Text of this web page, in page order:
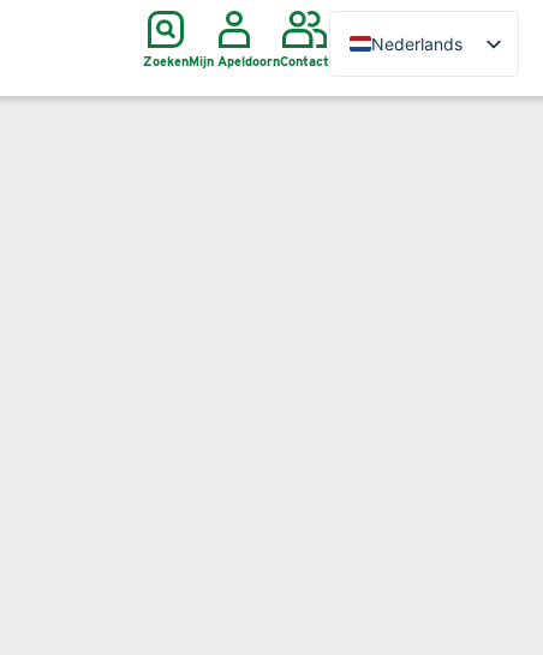
ZoekenMijn ApeldoornContact
Nederlands